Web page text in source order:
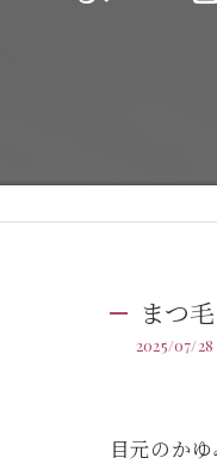
まつ
2025/07/28
目元のか